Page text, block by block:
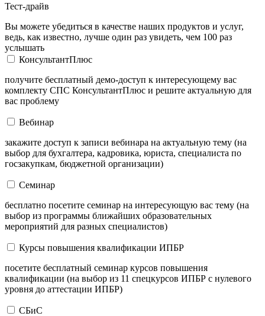
Тест-драйв
Вы можете убедиться в качестве наших продуктов и услуг,
ведь, как известно, лучше один раз увидеть, чем 100 раз
услышать
КонсультантПлюс
получите бесплатный демо-доступ к интересующему вас
комплекту СПС КонсультантПлюс и решите актуальную для
вас проблему
Вебинар
закажите доступ к записи вебинара на актуальную тему (на
выбор для бухгалтера, кадровика, юриста, специалиста по
госзакупкам, бюджетной организации)
Семинар
бесплатно посетите семинар на интересующую вас тему (на
выбор из программы ближайших образовательных
мероприятий для разных специалистов)
Курсы повышения квалификации ИПБР
посетите бесплатный семинар курсов повышения
квалификации (на выбор из 11 спецкурсов ИПБР с нулевого
уровня до аттестации ИПБР)
СБиС